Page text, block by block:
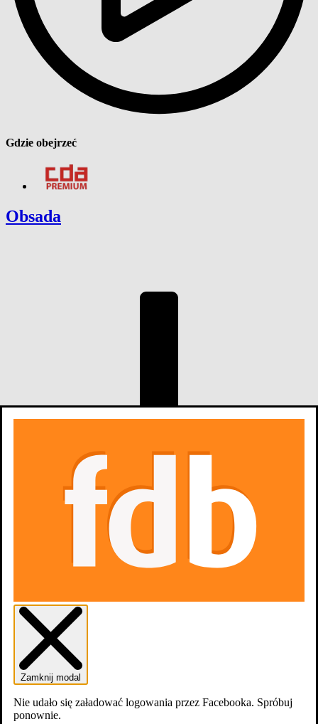
Gdzie obejrzeć
Obsada
dodaj obsadę
Zamknij modal
Nie udało się załadować logowania przez Facebooka. Spróbuj
ponownie.